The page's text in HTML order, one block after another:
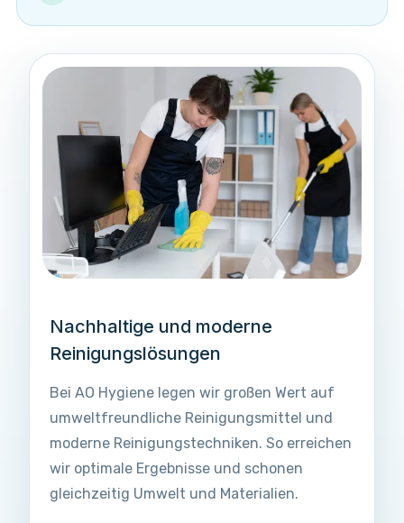
Nachhaltige und moderne
Reinigungslösungen
Bei AO Hygiene legen wir großen Wert auf
umweltfreundliche Reinigungsmittel und
moderne Reinigungstechniken. So erreichen
wir optimale Ergebnisse und schonen
gleichzeitig Umwelt und Materialien.